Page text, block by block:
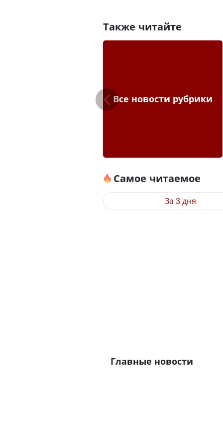
Также читайте
Все новости рубрики
Самое читаемое
За 3 дня
Главные новости